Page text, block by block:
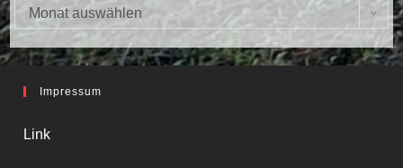
Archiv
Monat auswählen
Impressum
Link